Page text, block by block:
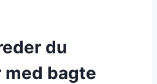
du
bagte